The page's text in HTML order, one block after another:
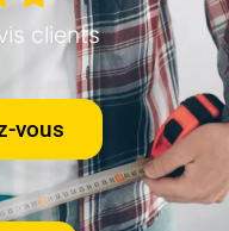
clients
vous